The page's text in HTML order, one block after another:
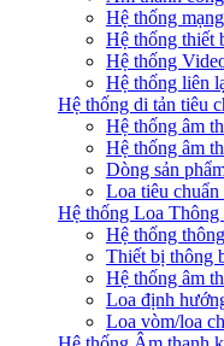
Hệ thống
Hệ thống thiết
Hệ thống
Hệ thống liên
Hệ thống di tản tiêu
Hệ thống âm
Hệ thống âm
Dòng sản
Loa tiêu
Hệ thống Loa
Hệ thống
Thiết bị thông
Hệ thống âm
Loa định
Loa vòm/loa